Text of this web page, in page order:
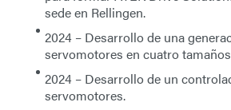
sede en Rellingen.
2024 – Desarrollo de una
servomotores en cuatro
2024 – Desarrollo de un
servomotores.